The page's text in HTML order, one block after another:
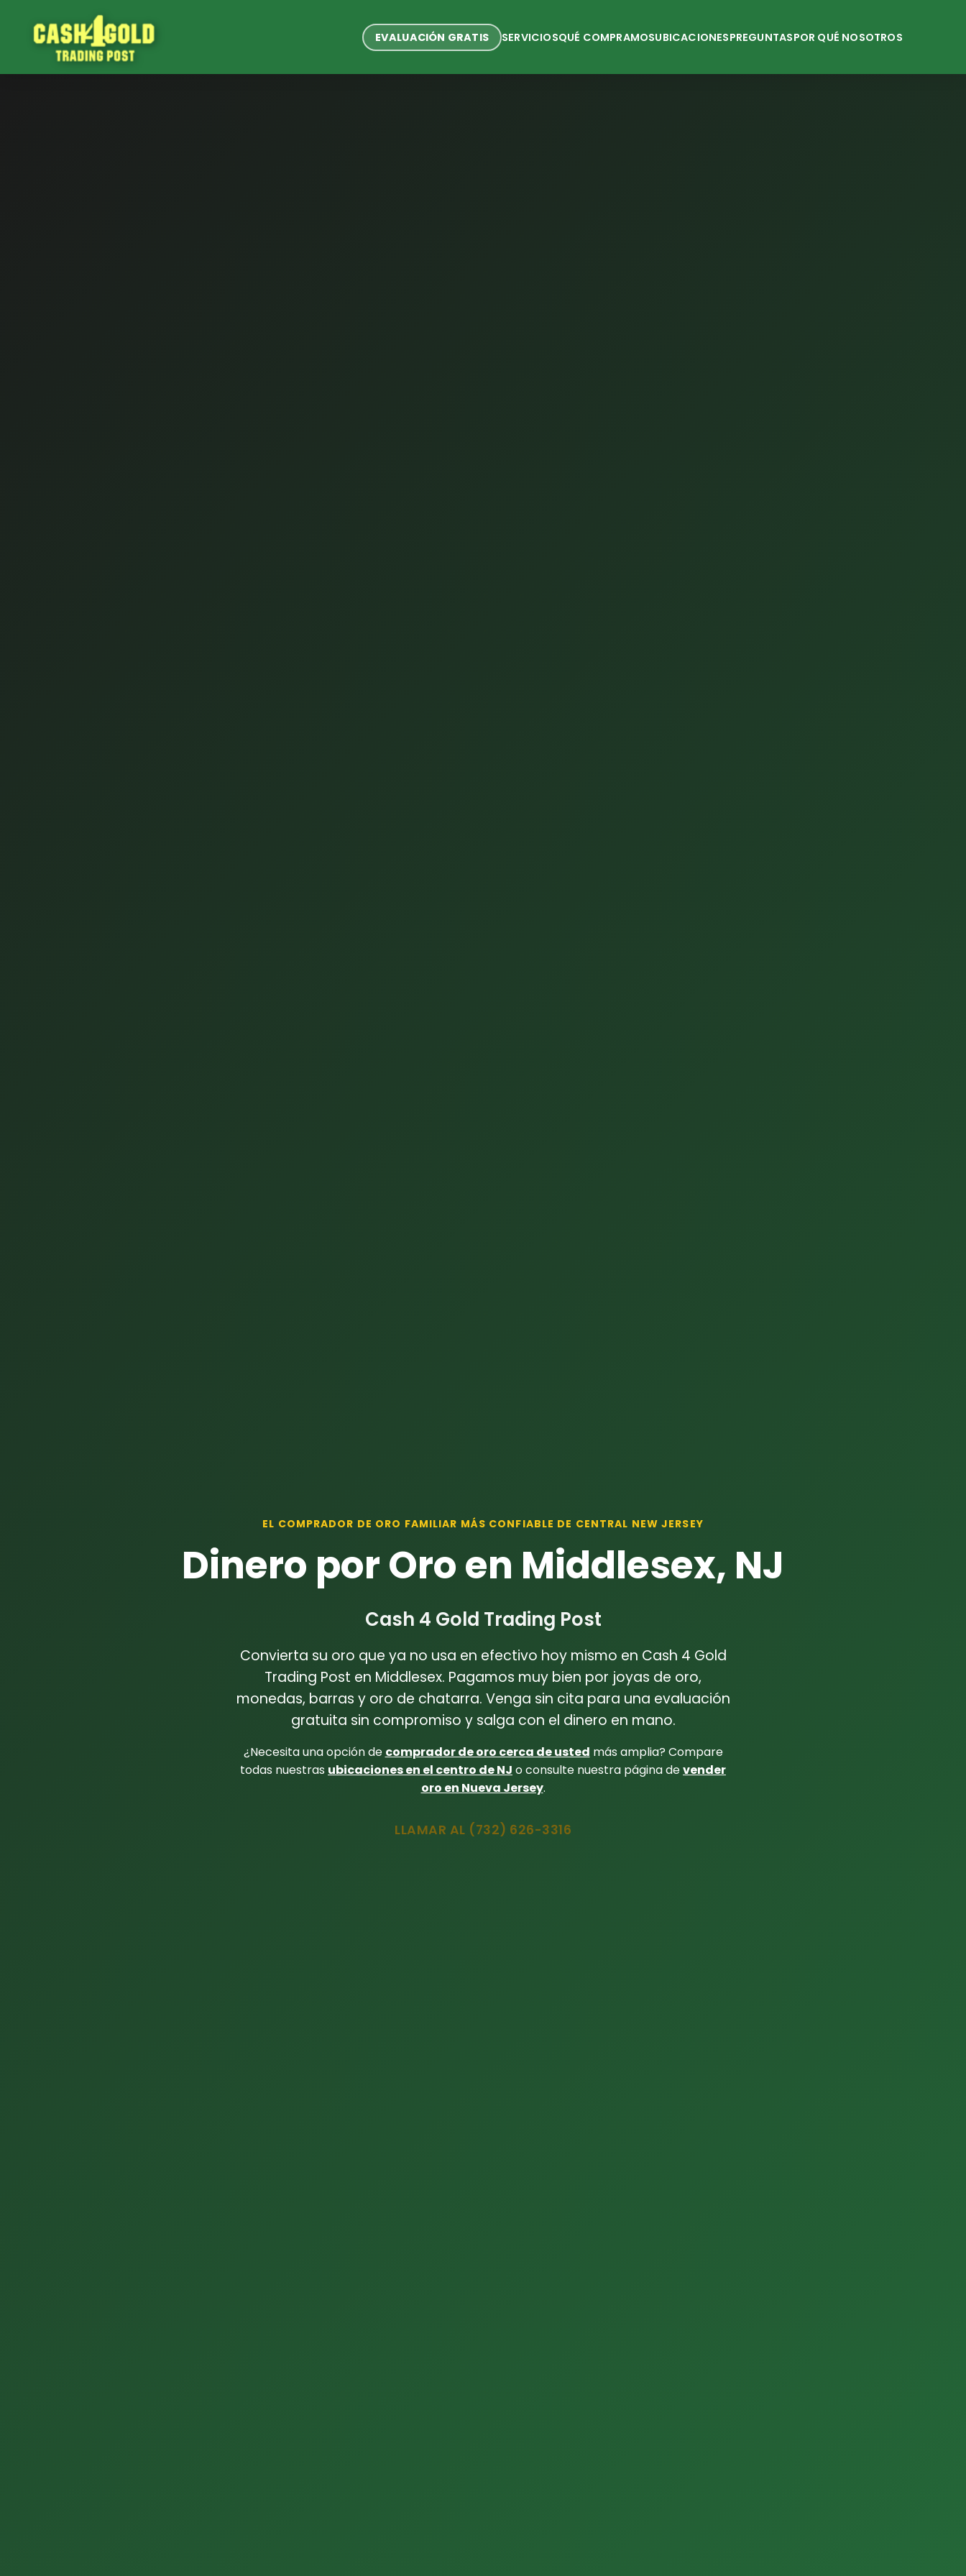
EVALUACIÓN GRATIS SERVICIOSQUÉ COMPRAMOSUBICACIONESPREGUNTASPOR QUÉ NOSOTROS
EL COMPRADOR DE ORO FAMILIAR MÁS CONFIABLE DE CENTRAL NEW JERSEY
Dinero por Oro en Middlesex, NJ
Cash 4 Gold Trading Post
Convierta su oro que ya no usa en efectivo hoy mismo en Cash 4 Gold
Trading Post en Middlesex. Pagamos muy bien por joyas de oro,
monedas, barras y oro de chatarra. Venga sin cita para una evaluación
gratuita sin compromiso y salga con el dinero en mano.
¿Necesita una opción de comprador de oro cerca de usted más amplia? Compare
todas nuestras ubicaciones en el centro de NJ o consulte nuestra página devender
oro en Nueva Jersey.
LLAMAR AL (732) 626-3316